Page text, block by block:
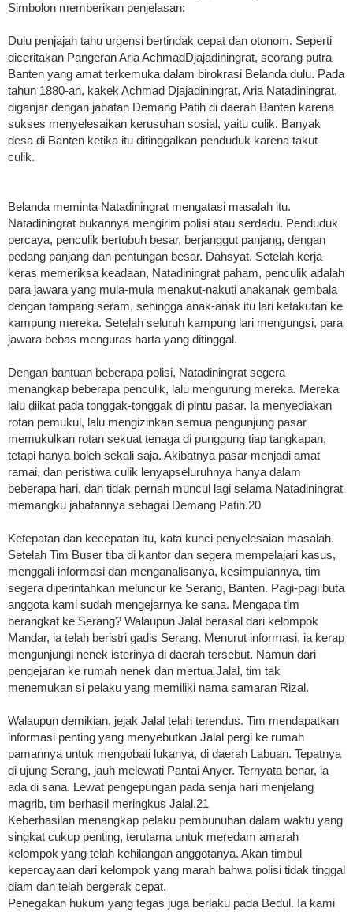
Simbolon memberikan penjelasan:
Dulu penjajah tahu urgensi bertindak cepat dan otonom. Seperti
diceritakan Pangeran Aria AchmadDjajadiningrat, seorang putra
Banten yang amat terkemuka dalam birokrasi Belanda dulu. Pada
tahun 1880-an, kakek Achmad Djajadiningrat, Aria Natadiningrat,
diganjar dengan jabatan Demang Patih di daerah Banten karena
sukses menyelesaikan kerusuhan sosial, yaitu culik. Banyak
desa di Banten ketika itu ditinggalkan penduduk karena takut
culik.
Belanda meminta Natadiningrat mengatasi masalah itu.
Natadiningrat bukannya mengirim polisi atau serdadu. Penduduk
percaya, penculik bertubuh besar, berjanggut panjang, dengan
pedang panjang dan pentungan besar. Dahsyat. Setelah kerja
keras memeriksa keadaan, Natadiningrat paham, penculik adalah
para jawara yang mula-mula menakut-nakuti anak­anak gembala
dengan tampang seram, sehingga anak-anak itu lari ketakutan ke
kampung mereka. Setelah seluruh kampung lari mengungsi, para
jawara bebas menguras harta yang ditinggal.
Dengan bantuan beberapa polisi, Natadiningrat segera
menangkap beberapa penculik, lalu mengurung mereka. Mereka
lalu diikat pada tonggak-tonggak di pintu pasar. Ia menyediakan
rotan pemukul, lalu mengizinkan semua pengunjung pasar
memukulkan rotan sekuat tenaga di punggung tiap tangkapan,
tetapi hanya boleh sekali saja. Akibatnya pasar menjadi amat
ramai, dan peristiwa culik lenyapseluruhnya hanya dalam
beberapa hari, dan tidak pernah muncul lagi selama Natadiningrat
memangku jabatannya sebagai Demang Patih.20
Ketepatan dan kecepatan itu, kata kunci penyelesaian masalah.
Setelah Tim Buser tiba di kantor dan segera mempelajari kasus,
menggali informasi dan menganalisanya, kesimpulannya, tim
segera diperintahkan meluncur ke Serang, Banten. Pagi-pagi buta
anggota kami sudah mengejarnya ke sana. Mengapa tim
berangkat ke Serang? Walaupun Jalal berasal dari kelompok
Mandar, ia telah beristri gadis Serang. Menurut informasi, ia kerap
mengunjungi nenek isterinya di daerah tersebut. Namun dari
pengejaran ke rumah nenek dan mertua Jalal, tim tak
menemukan si pelaku yang memiliki nama samaran Rizal.
Walaupun demikian, jejak Jalal telah terendus. Tim mendapatkan
informasi penting yang menyebutkan Jalal pergi ke rumah
pamannya untuk mengobati lukanya, di daerah Labuan. Tepatnya
di ujung Serang, jauh melewati Pantai Anyer. Ternyata benar, ia
ada di sana. Lewat pengepungan pada senja hari menjelang
magrib, tim berhasil meringkus Jalal.21
Keberhasilan menangkap pelaku pembunuhan dalam waktu yang
singkat cukup penting, terutama untuk meredam amarah
kelompok yang telah kehilangan anggotanya. Akan timbul
kepercayaan dari kelompok yang marah bahwa polisi tidak tinggal
diam dan telah bergerak cepat.
Penegakan hukum yang tegas juga berlaku pada Bedul. Ia kami